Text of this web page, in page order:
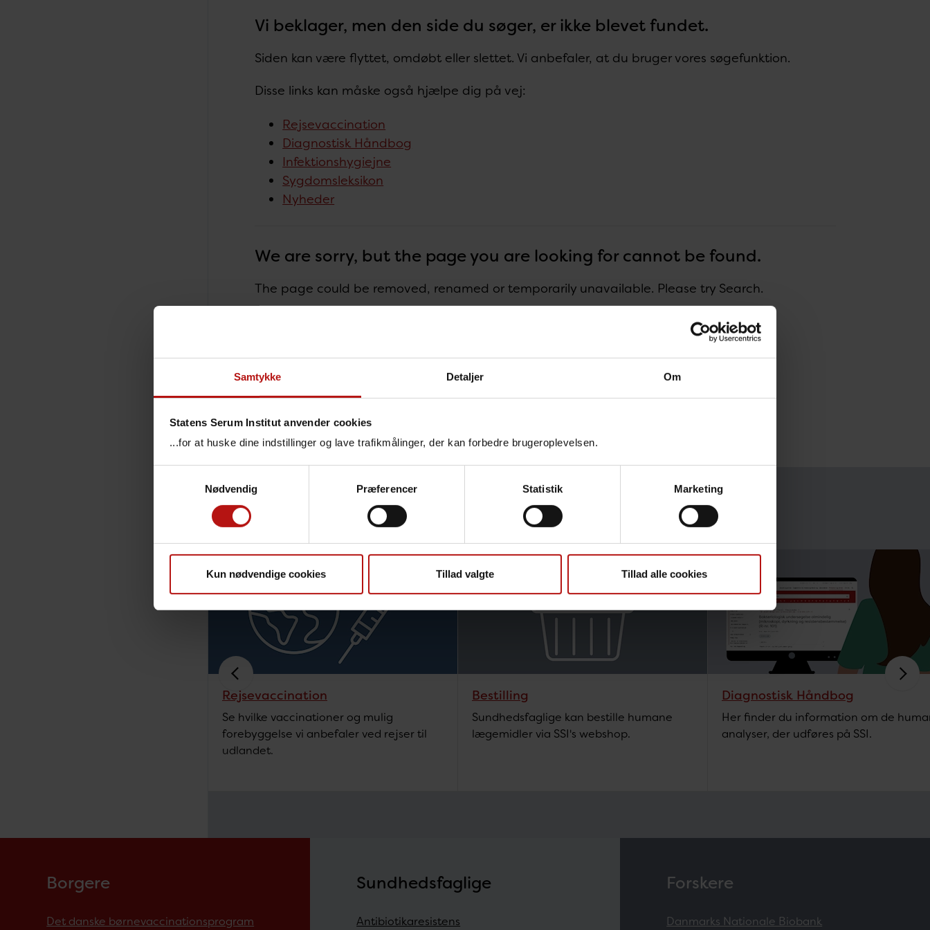
Samtykke Detaljer Om
Statens Serum Institut anvender cookies
...for at huske dine indstillinger og lave trafikmålinger, der kan forbedre brugeroplevelsen.
Nødvendig
Præferencer Statistik Marketing
Kun nødvendige cookies Tillad valgte Tillad alle cookies
Vi beklager, men den side du søger, er ikke blevet fundet.
Siden kan være flyttet, omdøbt eller slettet. Vi anbefaler, at du bruger vores søgefunktion.
Disse links kan måske også hjælpe dig på vej:
Rejsevaccination
Diagnostisk Håndbog
Infektionshygiejne
Sygdomsleksikon
Nyheder
We are sorry, but the page you are looking for cannot be found.
The page could be removed, renamed or temporarily unavailable. Please try Search.
Childhood vaccination programme
National Reference Laboratories
Rejsevaccination
Se hvilke vaccinationer og mulig
forebyggelse vi anbefaler ved rejser til
udlandet.
Bestilling
Sundhedsfaglige kan bestille humane
lægemidler via SSI's webshop.
Diagnostisk Håndbog
Her finder du information om de
analyser, der udføres på SSI.
Borgere
Det danske børnevaccinationsprogram
Sundhedsfaglige
Antibiotikaresistens
Forskere
Danmarks Nationale Biobank